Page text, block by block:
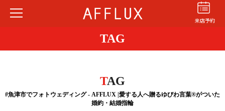
来店予約
TAG
TAG
#魚津市でフォトウェディング - AFFLUX |愛する人へ贈るゆびわ言葉®がついた
婚約・結婚指輪